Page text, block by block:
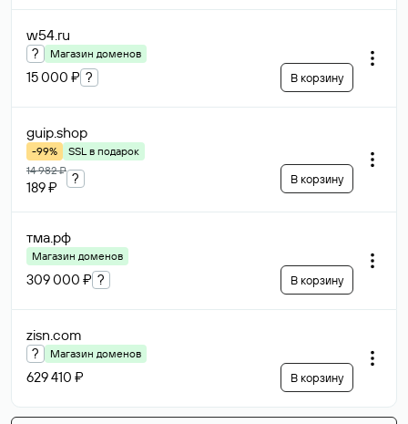
w54.ru
? Магазин доменов
15 000 ₽ ? В корзину
guip.shop
-99%
SSL в подарок
14 982 ₽
189 ₽
? В корзину
тма.рф
Магазин доменов
309 000 ₽ ? В корзину
zisn.com
? Магазин доменов
629 410 ₽ В корзину